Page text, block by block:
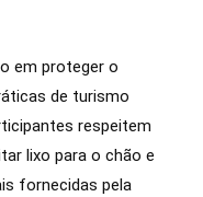
em proteger o
de turismo
respeitem
lixo para o chão e
fornecidas pela